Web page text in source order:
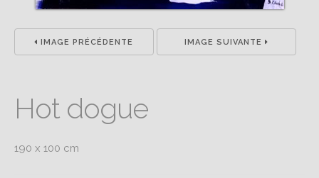
IMAGE PRÉCÉDENTE IMAGE SUIVANTE
Hot dogue
190 x 100 cm